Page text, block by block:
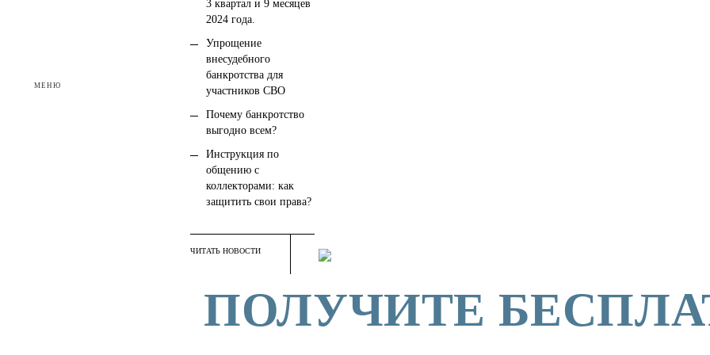
МЕНЮ
3 квартал и 9 месяцев
2024 года.
Упрощение
внесудебного
банкротства для
участников СВО
Почему банкротство
выгодно всем?
Инструкция по
общению с
коллекторами: как
защитить свои права?
ЧИТАТЬ НОВОСТИ
ПОЛУЧИТЕ